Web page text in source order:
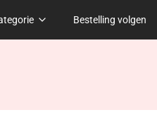
Bestelling volgen